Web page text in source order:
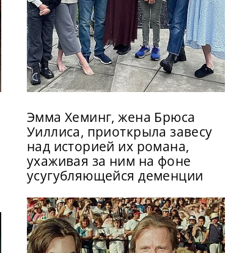
Эмма Хеминг, жена Брюса
Уиллиса, приоткрыла завесу
над историей их романа,
ухаживая за ним на фоне
усугубляющейся деменции